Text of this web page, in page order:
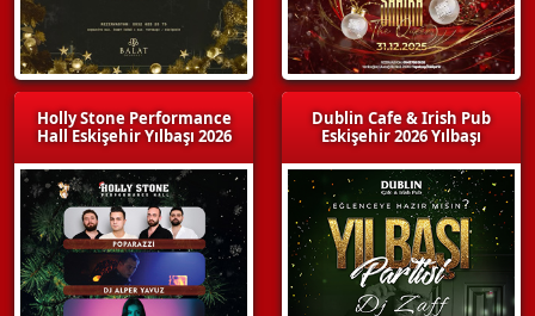
Holly Stone Performance
Hall Eskişehir Yılbaşı 2026
Dublin Cafe & Irish Pub
Eskişehir 2026 Yılbaşı